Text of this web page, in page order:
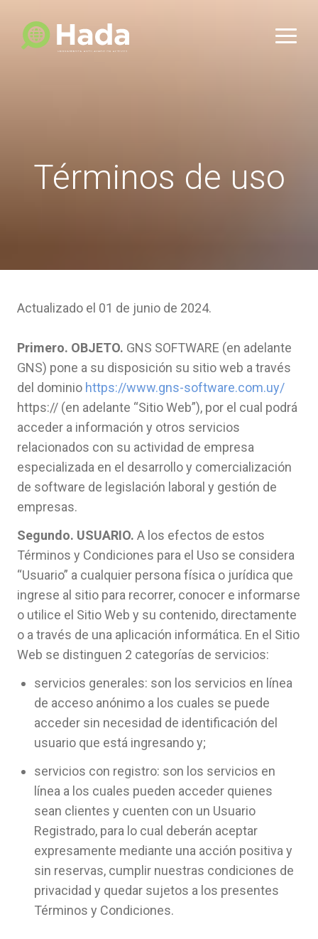
Términos de uso
Actualizado el 01 de junio de 2024.
Primero. OBJETO. GNS SOFTWARE (en adelante
GNS) pone a su disposición su sitio web a través
del dominio https://www.gns-software.com.uy/
https:// (en adelante “Sitio Web”), por el cual podrá
acceder a información y otros servicios
relacionados con su actividad de empresa
especializada en el desarrollo y comercialización
de software de legislación laboral y gestión de
empresas.
Segundo. USUARIO. A los efectos de estos
Términos y Condiciones para el Uso se considera
“Usuario” a cualquier persona física o jurídica que
ingrese al sitio para recorrer, conocer e informarse
o utilice el Sitio Web y su contenido, directamente
o a través de una aplicación informática. En el Sitio
Web se distinguen 2 categorías de servicios:
servicios generales: son los servicios en línea
de acceso anónimo a los cuales se puede
acceder sin necesidad de identificación del
usuario que está ingresando y;
servicios con registro: son los servicios en
línea a los cuales pueden acceder quienes
sean clientes y cuenten con un Usuario
Registrado, para lo cual deberán aceptar
expresamente mediante una acción positiva y
sin reservas, cumplir nuestras condiciones de
privacidad y quedar sujetos a los presentes
Términos y Condiciones.